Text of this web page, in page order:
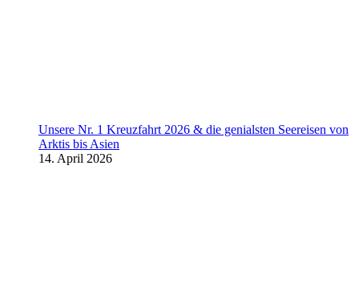
Unsere Nr. 1 Kreuzfahrt 2026 & die genialsten Seereisen von
Arktis bis Asien
14. April 2026